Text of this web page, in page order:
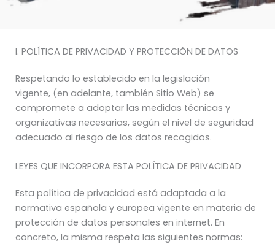
I. POLÍTICA DE PRIVACIDAD Y PROTECCIÓN DE DATOS
Respetando lo establecido en la legislación
vigente, (en adelante, también Sitio Web) se
compromete a adoptar las medidas técnicas y
organizativas necesarias, según el nivel de seguridad
adecuado al riesgo de los datos recogidos.
LEYES QUE INCORPORA ESTA POLÍTICA DE PRIVACIDAD
Esta política de privacidad está adaptada a la
normativa española y europea vigente en materia de
protección de datos personales en internet. En
concreto, la misma respeta las siguientes normas: